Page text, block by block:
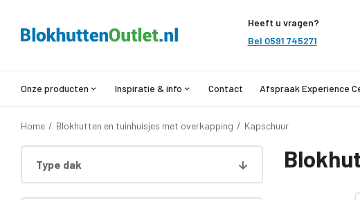
Heeft u vragen?
Bel 0591 745271
Onze producten Inspiratie & info Contact Afspraak Experience
Home / Blokhutten en tuinhuisjes met overkapping / Kapschuur
Type dak